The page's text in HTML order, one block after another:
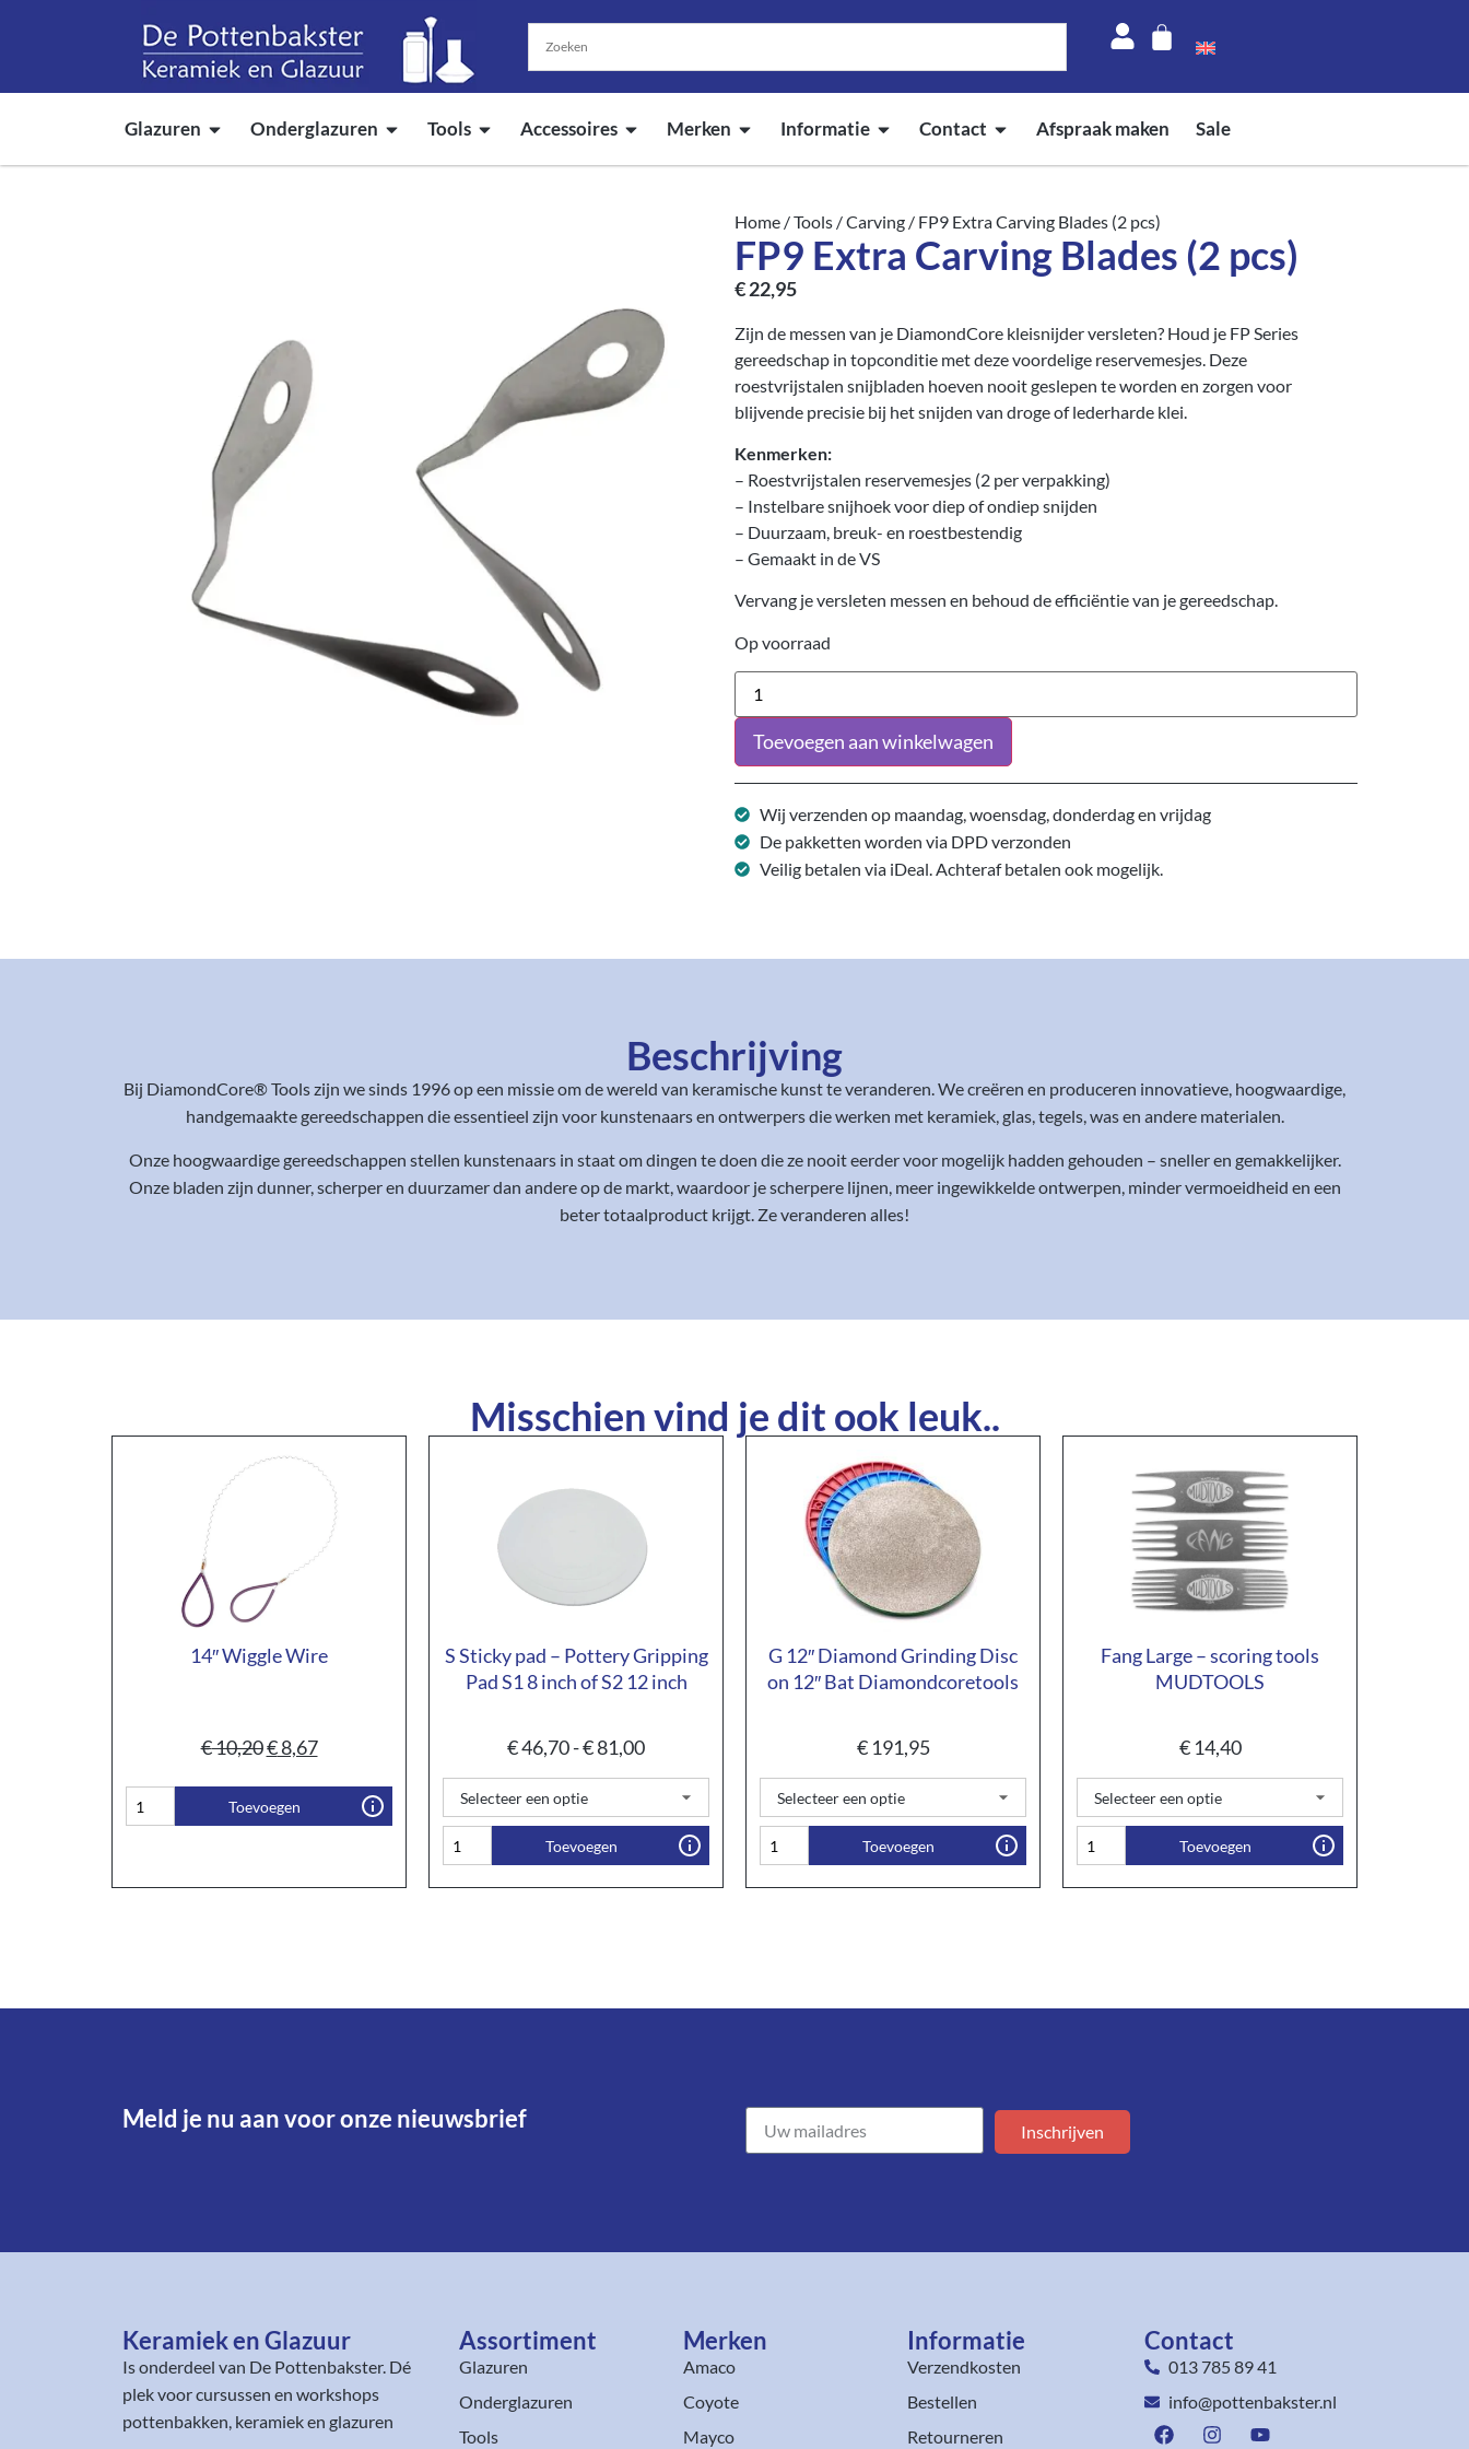
Glazuren Onderglazuren Tools Accessoires Merken Informatie Contact Afspraak maken Sale
Home /Tools /Carving / FP9 Extra Carving Blades (2 pcs)
FP9 Extra Carving Blades (2 pcs)
€22,95
Zijn de messen van je DiamondCore kleisnijder versleten? Houd je FP Series
gereedschap in topconditie met deze voordelige reservemesjes. Deze
roestvrijstalen snijbladen hoeven nooit geslepen te worden en zorgen voor
blijvende precisie bij het snijden van droge of lederharde klei.
Kenmerken:
– Roestvrijstalen reservemesjes (2 per verpakking)
– Instelbare snijhoek voor diep of ondiep snijden
– Duurzaam, breuk- en roestbestendig
– Gemaakt in de VS
Vervang je versleten messen en behoud de efficiëntie van je gereedschap.
Op voorraad
Toevoegen aan winkelwagen
Wij verzenden op maandag, woensdag, donderdag en vrijdag
De pakketten worden via DPD verzonden
Veilig betalen via iDeal. Achteraf betalen ook mogelijk.
Beschrijving
Bij DiamondCore® Tools zijn we sinds 1996 op een missie om de wereld van keramische kunst te veranderen. We creëren en produceren innovatieve, hoogwaardige,
handgemaakte gereedschappen die essentieel zijn voor kunstenaars en ontwerpers die werken met keramiek, glas, tegels, was en andere materialen.
Onze hoogwaardige gereedschappen stellen kunstenaars in staat om dingen te doen die ze nooit eerder voor mogelijk hadden gehouden – sneller en gemakkelijker.
Onze bladen zijn dunner, scherper en duurzamer dan andere op de markt, waardoor je scherpere lijnen, meer ingewikkelde ontwerpen, minder vermoeidheid en een
beter totaalproduct krijgt. Ze veranderen alles!
Misschien vind je dit ook leuk..
14″ Wiggle Wire
€10,20€8,67
Toevoegen
S Sticky pad – Pottery Gripping
Pad S1 8 inch of S2 12 inch
€46,70-€81,00
Toevoegen
G 12″ Diamond Grinding Disc
on 12″ Bat Diamondcoretools
€191,95
Toevoegen
Fang Large – scoring tools
MUDTOOLS
€14,40
Toevoegen
Meld je nu aan voor onze nieuwsbrief​ Inschrijven
Keramiek en Glazuur​
Is onderdeel van De Pottenbakster. Dé
plek voor cursussen en workshops
pottenbakken, keramiek en glazuren
Assortiment​
Glazuren
Onderglazuren
Tools
Merken
Amaco
Coyote
Mayco
Informatie
Verzendkosten
Bestellen
Retourneren
Contact
013 785 89 41
info@pottenbakster.nl